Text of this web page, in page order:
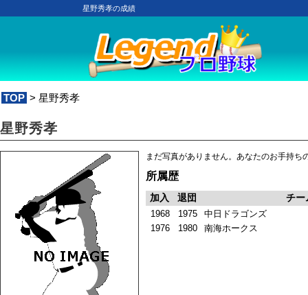
星野秀孝の成績
TOP > 星野秀孝
星野秀孝
まだ写真がありません。あなたのお手持ち
所属歴
加入 退団 チー
1968 1975
中日ドラゴンズ
1976
1980 南海ホークス